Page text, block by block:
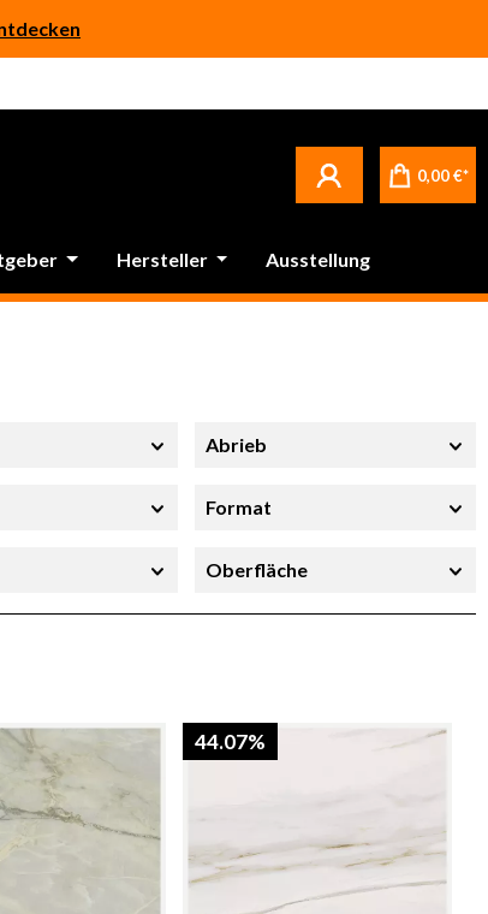
0,00 €*
Hersteller Ausstellung
Abrieb
Format
Oberfläche
44.07%